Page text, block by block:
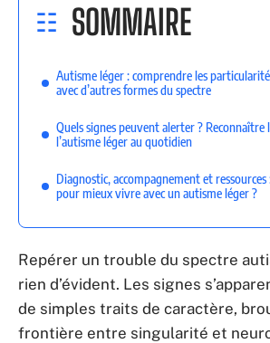
SOMMAIRE
Autisme léger : comprendre les
avec d’autres formes du spectre
Quels signes peuvent alerter ? Reconnaître
l’autisme léger au quotidien
Diagnostic, accompagnement et
pour mieux vivre avec un autisme léger ?
Repérer un trouble du spectre
rien d’évident. Les signes
de simples traits de caractère,
frontière entre singularité et